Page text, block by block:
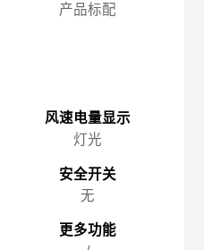
产品标配
风速电量显示
灯光
安全开关
无
更多功能